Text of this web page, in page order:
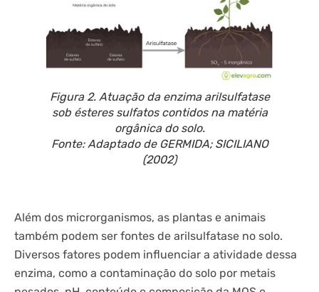
Figura 2. Atuação da enzima arilsulfatase
sob ésteres sulfatos contidos na matéria
orgânica do solo.
Fonte: Adaptado de GERMIDA; SICILIANO
(2002)
Além dos microrganismos, as plantas e animais
também podem ser fontes de arilsulfatase no solo.
Diversos fatores podem influenciar a atividade dessa
enzima, como a contaminação do solo por metais